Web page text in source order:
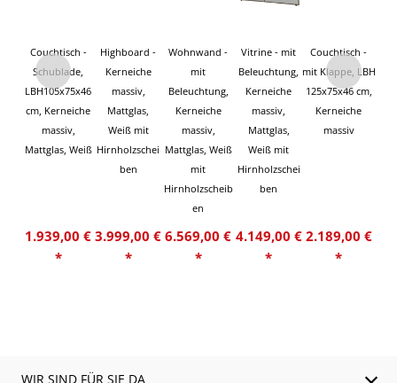
Couchtisch -
Schublade,
LBH105x75x46
cm, Kerneiche
massiv,
Mattglas, Weiß
1.939,00 €
*
Highboard -
Kerneiche
massiv,
Mattglas,
Weiß mit
Hirnholzschei
ben
3.999,00 €
*
Wohnwand -
mit
Beleuchtung,
Kerneiche
massiv,
Mattglas, Weiß
mit
Hirnholzscheib
en
6.569,00 €
*
Vitrine - mit
Beleuchtung,
Kerneiche
massiv,
Mattglas,
Weiß mit
Hirnholzschei
ben
4.149,00 €
*
Couchtisch -
mit Klappe, LBH
125x75x46 cm,
Kerneiche
massiv
2.189,00 €
*
WIR SIND FÜR SIE DA